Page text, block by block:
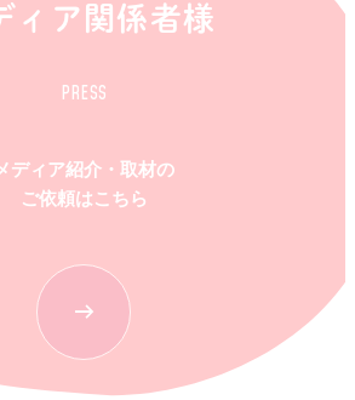
ィア関係者様
PRESS
ディア紹介・取材の
ご依頼はこちら